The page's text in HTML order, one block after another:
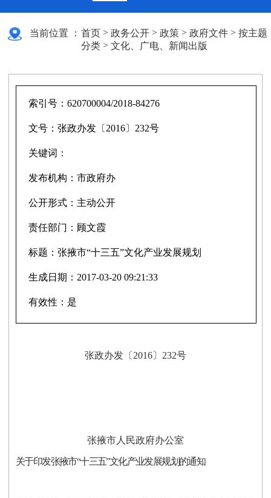
当前位置 ： 首页 >政务公开 >政策 >政府文件 >按主题
分类 >文化、广电、新闻出版
索引号：620700004/2018-84276
文号：张政办发〔2016〕232号
关键词：
发布机构：市政府办
公开形式： 主动公开
责任部门： 顾文霞
标题：张掖市“十三五”文化产业发展规划
生成日期： 2017-03-20 09:21:33
有效性： 是
张政办发〔2016〕232号
张掖市人民政府办公室
关于印发张掖市“十三五”文化产业发展规划的通知